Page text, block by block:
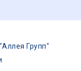
Групп"